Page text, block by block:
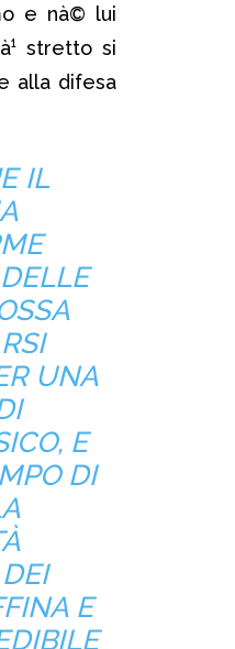
e nà© lui
stretto si
alla difesa
IL
UNA
E
DI
E